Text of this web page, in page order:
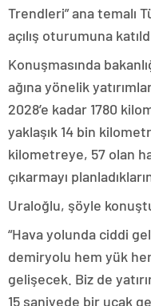
Trendleri” ana temalı
açılış oturumuna
Konuşmasında
ağına yönelik
2028’e kadar 1780
yaklaşık 14 bin
kilometreye, 57 olan
çıkarmayı
Uraloğlu, şöyle
“Hava yolunda ciddi
demiryolu hem yük
gelişecek. Biz de
15 saniyede bir uçak